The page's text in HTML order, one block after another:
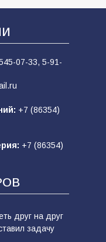
07-33, 5-91-
+7 (86354)
+7 (86354)
друг на друг
задачу